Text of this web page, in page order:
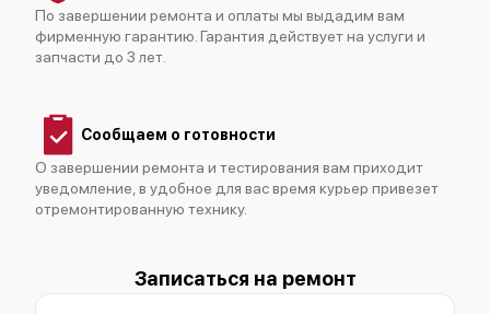
Cisco ASR1001-X
По завершении ремонта и оплаты мы выдадим вам
фирменную гарантию. Гарантия действует на услуги и
запчасти до 3 лет.
Сообщаем о готовности
О завершении ремонта и тестирования вам приходит
уведомление, в удобное для вас время курьер привезет
отремонтированную технику.
Записаться на ремонт